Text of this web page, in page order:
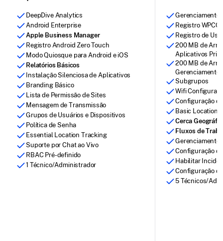
DeepDive Analytics
Android Enterprise
Apple Business Manager
Registro Android Zero Touch
Modo Quiosque para Android e iOS
Relatórios Básicos
Instalação Silenciosa de Aplicativos
Branding Básico
Lista de Permissão de Sites
Mensagem de Transmissão
Grupos de Usuários e Dispositivos
Política de Senha
Essential Location Tracking
Suporte por Chat ao Vivo
RBAC Pré-definido
1 Técnico/Administrador
Gerenciamento
Registro WPCO
Registro de
200 MB de
Aplicativos
200 MB de
Gerenciamento
Subgrupos
Wifi
Configuração
Basic Location
Cerca
Fluxos de
Gerenciamento
Configuração
Habilitar
Configuração
5 Técnicos/